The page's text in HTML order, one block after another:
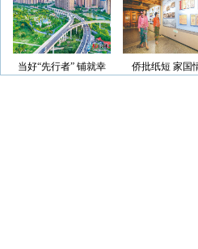
当好“先行者” 铺就幸
侨批纸短 家国